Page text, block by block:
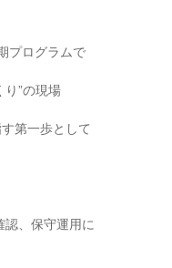
プログラムで
り”の現場
第一歩として
、保守運用に